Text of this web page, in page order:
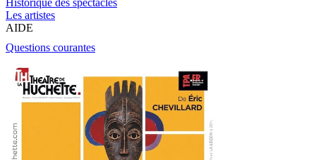
Historique des spectacles
Les artistes
AIDE
Questions courantes